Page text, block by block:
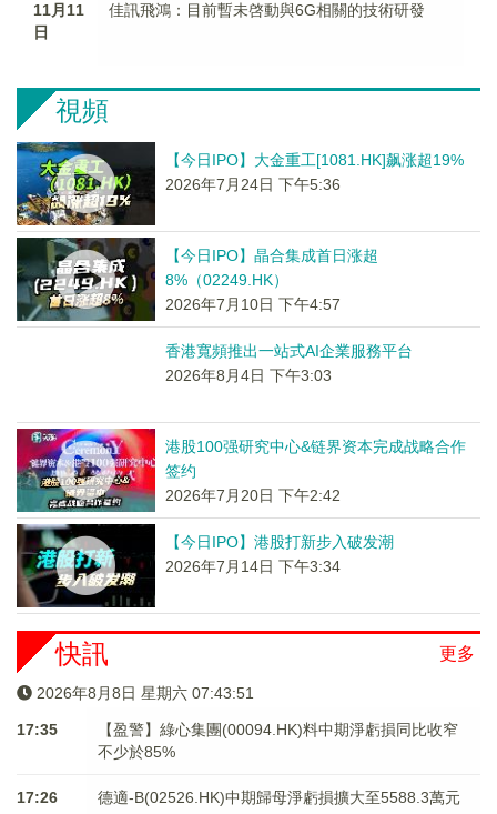
11月11
日
佳訊飛鴻：目前暫未啓動與6G相關的技術研發
視頻
【今日IPO】大金重工[1081.HK]飙涨超19%
2026年7月24日 下午5:36
【今日IPO】晶合集成首日涨超
8%（02249.HK）
2026年7月10日 下午4:57
香港寬頻推出一站式AI企業服務平台
2026年8月4日 下午3:03
港股100强研究中心&链界资本完成战略合作
签约
2026年7月20日 下午2:42
【今日IPO】港股打新步入破发潮
2026年7月14日 下午3:34
更多
快訊
2026年8月8日 星期六 07:43:51
17:35
【盈警】綠心集團(00094.HK)料中期淨虧損同比收窄
不少於85%
17:26 德適-B(02526.HK)中期歸母淨虧損擴大至5588.3萬元